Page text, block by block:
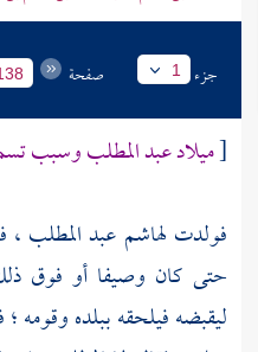
جزء 1 صفحة
[ميلاد عبد المطلب وسبب
فولدت لهاشم عبد المطلب ،
حتى كان وصيفا أو فوق
ليقبضه فيلحقه ببلده وقومه